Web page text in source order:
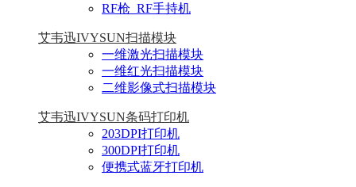
RF枪_RF手持机
艾韦迅IVYSUN扫描模块
一维激光扫描模块
一维红光扫描模块
二维影像式扫描模块
艾韦迅IVYSUN条码打印机
203DPI打印机
300DPI打印机
便携式蓝牙打印机